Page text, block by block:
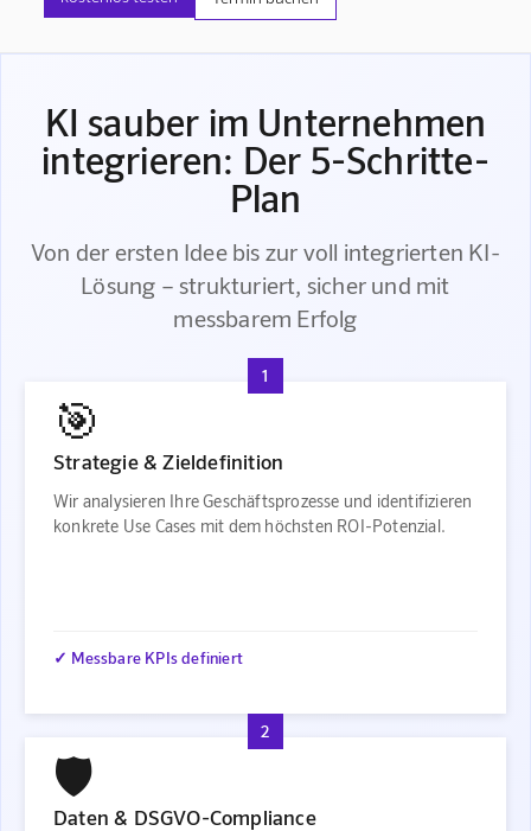
KI sauber im Unternehmen
integrieren: Der 5-Schritte-
Plan
Von der ersten Idee bis zur voll integrierten KI-
Lösung – strukturiert, sicher und mit
messbarem Erfolg
1
🎯
Strategie & Zieldefinition
Wir analysieren Ihre Geschäftsprozesse und identifizieren
konkrete Use Cases mit dem höchsten ROI-Potenzial.
✓ Messbare KPIs definiert
2
🛡️
Daten & DSGVO-Compliance